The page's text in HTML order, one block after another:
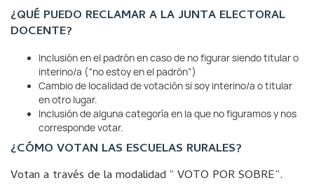
¿QUÉ PUEDO RECLAMAR A LA JUNTA ELECTORAL
DOCENTE?
Inclusión en el padrón en caso de no figurar siendo titular o
interino/a (“no estoy en el padrón”)
Cambio de localidad de votación si soy interino/a o titular
en otro lugar.
Inclusión de alguna categoría en la que no figuramos y nos
corresponde votar.
¿CÓMO VOTAN LAS ESCUELAS RURALES?
Votan a través de la modalidad “ VOTO POR SOBRE”.